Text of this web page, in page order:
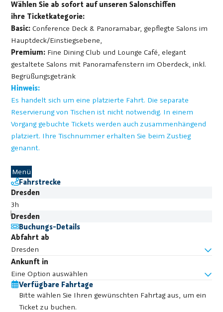
Wählen Sie ab sofort auf unseren Salonschiffen
ihre Ticketkategorie:
Basic: Conference Deck & Panoramabar, gepflegte Salons im
Hauptdeck/Einstiegsebene,
Premium: Fine Dining Club und Lounge Café, elegant
gestaltete Salons mit Panoramafenstern im Oberdeck, inkl.
Begrüßungsgetränk
Hinweis:
Es handelt sich um eine platzierte Fahrt. Die separate
Reservierung von Tischen ist nicht notwendig. In einem
Vorgang gebuchte Tickets werden auch zusammenhängend
platziert. Ihre Tischnummer erhalten Sie beim Zustieg
genannt.
Menü
Fahrstrecke
Dresden
3h
Dresden
Buchungs-Details
Abfahrt ab
Dresden
Ankunft in
Eine Option auswählen
Verfügbare Fahrtage
Bitte wählen Sie Ihren gewünschten Fahrtag aus, um ein
Ticket zu buchen.